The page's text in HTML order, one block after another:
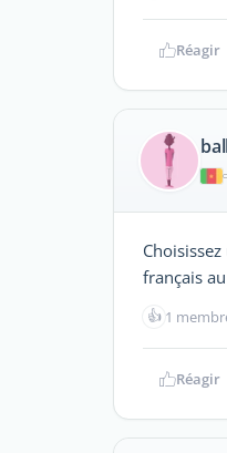
Réagir
français
👍 1
Réagir